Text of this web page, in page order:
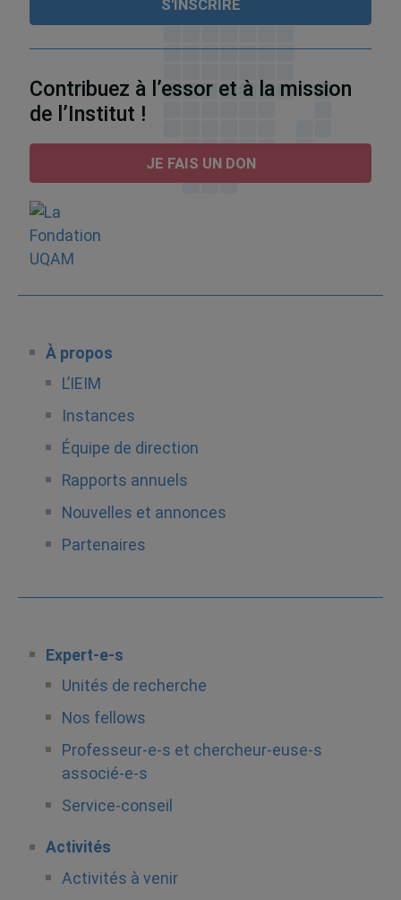
Contribuez à l’essor et à la mission
de l’Institut !
JE FAIS UN DON
À propos
L’IEIM
Instances
Équipe de direction
Rapports annuels
Nouvelles et annonces
Partenaires
Expert-e-s
Unités de recherche
Nos fellows
Professeur-e-s et chercheur-euse-s
associé-e-s
Service-conseil
Activités
Activités à venir